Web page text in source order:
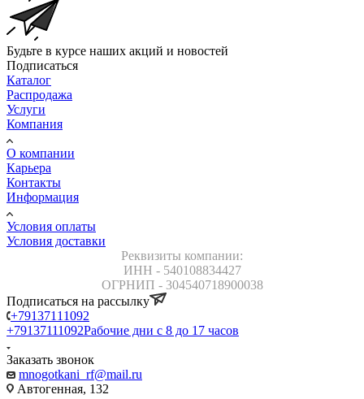
Будьте в курсе наших акций и новостей
Подписаться
Каталог
Распродажа
Услуги
Компания
О компании
Карьера
Контакты
Информация
Условия оплаты
Условия доставки
Реквизиты компании:
ИНН - 540108834427
ОГРНИП - 304540718900038
Подписаться на рассылку
+79137111092
+79137111092Рабочие дни с 8 до 17 часов
Заказать звонок
mnogotkani_rf@mail.ru
Автогенная, 132